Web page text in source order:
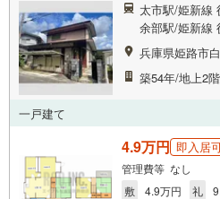
太市駅/姫新線
余部駅/姫新線
兵庫県姫路市
築54年/地上2
一戸建て
4.9万円 即入居
管理費等 なし
敷
4.9万円 礼